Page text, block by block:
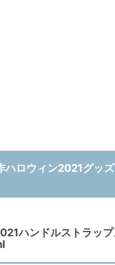
ハロウィン2021グッ
ハンドルストラッ